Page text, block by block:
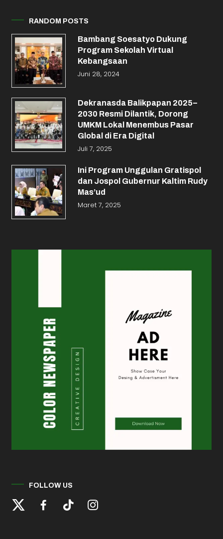
RANDOM POSTS
Bambang Soesatyo Dukung
Program Sekolah Virtual
Kebangsaan
Juni 28, 2024
Dekranasda Balikpapan 2025–
2030 Resmi Dilantik, Dorong
UMKM Lokal Menembus Pasar
Global di Era Digital
Juli 7, 2025
Ini Program Unggulan Gratispol
dan Jospol Gubernur Kaltim Rudy
Mas’ud
Maret 7, 2025
FOLLOW US